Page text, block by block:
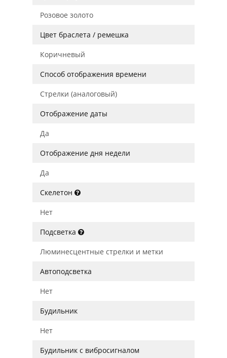
Розовое золото
Цвет браслета / ремешка
Коричневый
Способ отображения времени
Стрелки (аналоговый)
Отображение даты
Да
Отображение дня недели
Да
Скелетон
Нет
Подсветка
Люминесцентные стрелки и метки
Автоподсветка
Нет
Будильник
Нет
Будильник с вибросигналом